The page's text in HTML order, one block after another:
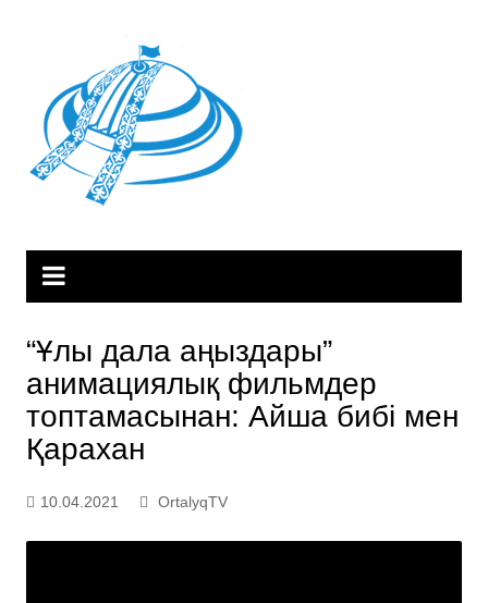
“Ұлы дала аңыздары”
анимациялық фильмдер
топтамасынан: Айша бибі мен
Қарахан
10.04.2021 OrtalyqTV